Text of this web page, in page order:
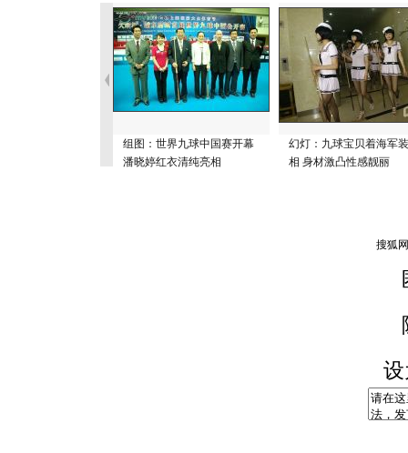
组图：世界九球中国赛开幕
潘晓婷红衣清纯亮相
幻灯：九球宝贝着海军
相 身材激凸性感靓丽